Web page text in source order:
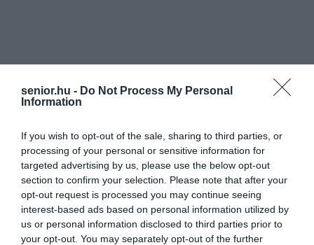
senior.hu - Do Not Process My Personal
Information
If you wish to opt-out of the sale, sharing to third parties, or
processing of your personal or sensitive information for
targeted advertising by us, please use the below opt-out
section to confirm your selection. Please note that after your
opt-out request is processed you may continue seeing
interest-based ads based on personal information utilized by
us or personal information disclosed to third parties prior to
your opt-out. You may separately opt-out of the further